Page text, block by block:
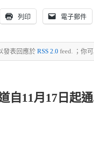
列印 電子郵件
發表回應於 RSS 2.0 feed. ；你
自11月17日起